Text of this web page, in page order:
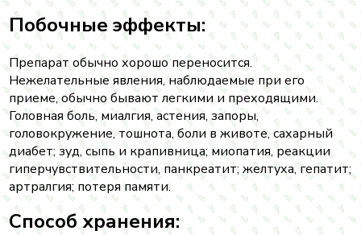
Побочные эффекты:
Препарат обычно хорошо переносится.
Нежелательные явления, наблюдаемые при его
приеме, обычно бывают легкими и преходящими.
Головная боль, миалгия, астения, запоры,
головокружение, тошнота, боли в животе, сахарный
диабет; зуд, сыпь и крапивница; миопатия, реакции
гиперчувствительности, панкреатит; желтуха, гепатит;
артралгия; потеря памяти.
Способ хранения: